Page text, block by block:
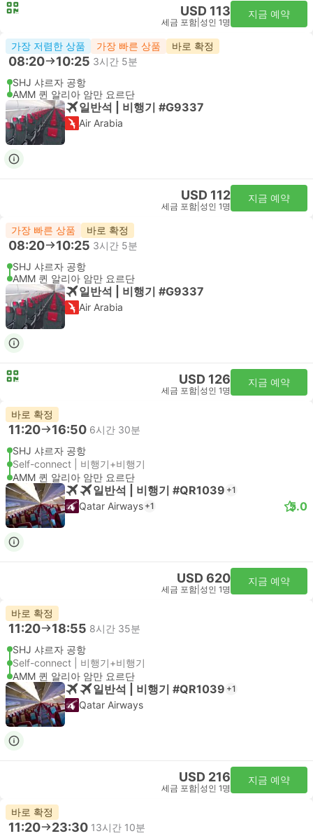
USD 113
세금 포함 성인 1명
지금 예약
가장 저렴한 상품 가장 빠른 상품 바로 확정
08:20 10:25 3시간 5분
SHJ 샤르자 공항
AMM 퀸 알리아 암만 요르단
일반석 | 비행기 #G9337
Air Arabia
USD 112
세금 포함 성인 1명
지금 예약
가장 빠른 상품 바로 확정
08:20 10:25 3시간 5분
SHJ 샤르자 공항
AMM 퀸 알리아 암만 요르단
일반석 | 비행기 #G9337
Air Arabia
USD 126
세금 포함 성인 1명
지금 예약
바로 확정
11:20 16:50 6시간 30분
SHJ 샤르자 공항
Self-connect | 비행기+비행기
AMM 퀸 알리아 암만 요르단
일반석 | 비행기 #QR1039 +1
Qatar Airways +1 5.0
USD 620
세금 포함 성인 1명
지금 예약
바로 확정
11:20 18:55 8시간 35분
SHJ 샤르자 공항
Self-connect | 비행기+비행기
AMM 퀸 알리아 암만 요르단
일반석 | 비행기 #QR1039 +1
Qatar Airways
USD 216
세금 포함 성인 1명
지금 예약
바로 확정
11:20 23:30 13시간 10분